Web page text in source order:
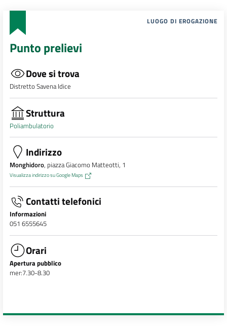
LUOGO DI EROGAZIONE
Punto prelievi
Dove si trova
Distretto Savena Idice
Struttura
Poliambulatorio
Indirizzo
Monghidoro, piazza Giacomo Matteotti, 1
Visualizza indirizzo su Google Maps
Contatti telefonici
Informazioni
051 6555645
Orari
Apertura pubblico
mer:7.30-8.30